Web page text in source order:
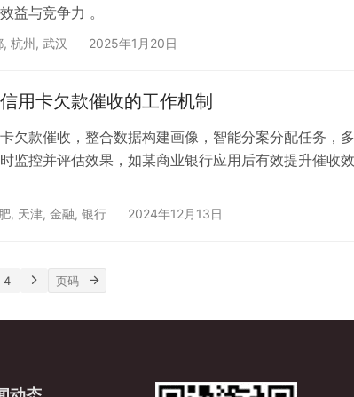
益与竞争力 。
, 杭州, 武汉 2025年1月20日
用卡欠款催收的工作机制
欠款催收，整合数据构建画像，智能分案分配任务，多
监控并评估效果，如某商业银行应用后有效提升催收效
, 天津, 金融, 银行 2024年12月13日
4